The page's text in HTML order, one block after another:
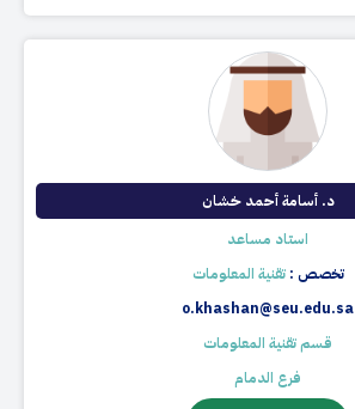
د. أسامة أحمد خشان
استاد مساعد
تخصص :تقنية المعلومات
o.khashan@seu.edu.sa
قسم تقنية المعلومات
فرع الدمام